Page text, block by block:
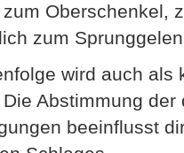
Oberschenkel,
zum
wird auch als
Abstimmung
beeinflusst